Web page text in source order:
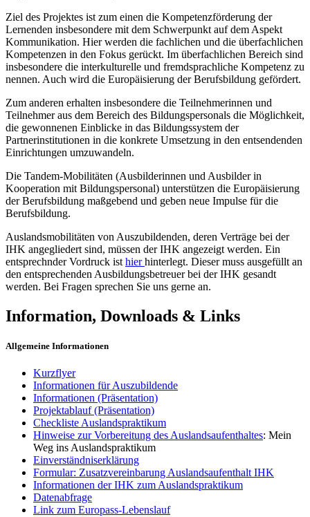
Ziel des Projektes ist zum einen die Kompetenzförderung der
Lernenden insbesondere mit dem Schwerpunkt auf dem Aspekt
Kommunikation. Hier werden die fachlichen und die überfachlichen
Kompetenzen in den Fokus gerückt. Im überfachlichen Bereich sind
insbesondere die interkulturelle und fremdsprachliche Kompetenz zu
nennen. Auch wird die Europäisierung der Berufsbildung gefördert.
Zum anderen erhalten insbesondere die Teilnehmerinnen und
Teilnehmer aus dem Bereich des Bildungspersonals die Möglichkeit,
die gewonnenen Einblicke in das Bildungssystem der
Partnerinstitutionen in die konkrete Umsetzung in den entsendenden
Einrichtungen umzuwandeln.
Die Tandem-Mobilitäten (Ausbilderinnen und Ausbilder in
Kooperation mit Bildungspersonal) unterstützen die Europäisierung
der Berufsbildung maßgebend und geben neue Impulse für die
Berufsbildung.
Auslandsmobilitäten von Auszubildenden, deren Verträge bei der
IHK angegliedert sind, müssen der IHK angezeigt werden. Ein
entsprechnder Vordruck ist hierhinterlegt. Dieser muss ausgefüllt an
den entsprechenden Ausbildungsbetreuer bei der IHK gesandt
werden. Bei Fragen sprechen Sie uns gerne an.
Information, Downloads & Links
Allgemeine Informationen
Kurzflyer
Informationen für Auszubildende
Informationen (Präsentation)
Projektablauf (Präsentation)
Checkliste Auslandspraktikum
Hinweise zur Vorbereitung des Auslandsaufenthaltes: Mein
Weg ins Auslandspraktikum
Einverständniserklärung
Formular: Zusatzvereinbarung Auslandsaufenthalt IHK
Informationen der IHK zum Auslandspraktikum
Datenabfrage
Link zum Europass-Lebenslauf